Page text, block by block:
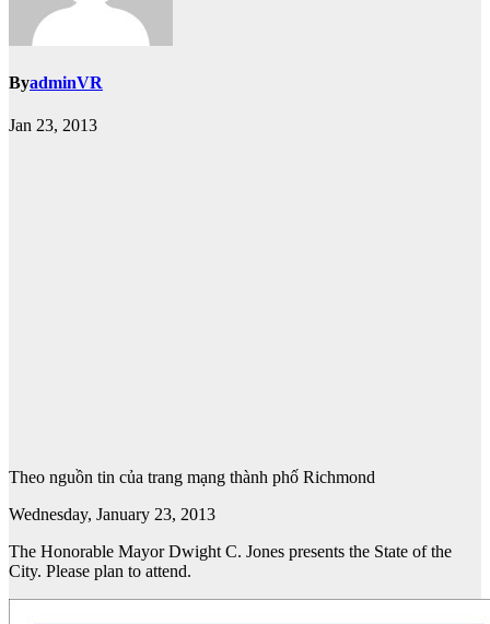
ByadminVR
Jan 23, 2013
Theo nguồn tin của trang mạng thành phố Richmond
Wednesday, January 23, 2013
The Honorable Mayor Dwight C. Jones presents the State of the
City. Please plan to attend.